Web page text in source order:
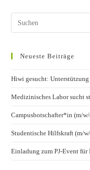
Neueste Beiträge
Hiwi gesucht:
Medizinisches Labor sucht
Campusbotschafter*in (m/
Studentische Hilfskraft (m/
Einladung zum PJ-Event für